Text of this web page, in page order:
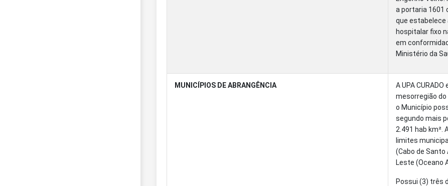
a portaria 1601
que estabelece
hospitalar fixo
em
Ministério da
MUNICÍPIOS DE ABRANGÊNCIA
A UPA
mesorregião do
o Município
segundo mais
2.491 hab km².
limites
(Cabo de Santo
Leste (Oceano
Possui (3) três